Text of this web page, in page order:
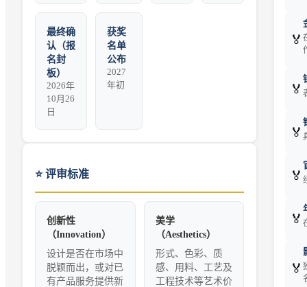
最终确
认（报
名封
板）
2026年
10月26
日
获奖
名单
公布
2027
年初
⭐ 评审标准
创新性
（Innovation）
设计是否在市场中
脱颖而出，或对已
有产品服务提供新
美学
（Aesthetics）
形式、色彩、质
感、用料、工艺及
工程技术等艺术价
🏅
🏅
🏅
🏅
🏅
🏅